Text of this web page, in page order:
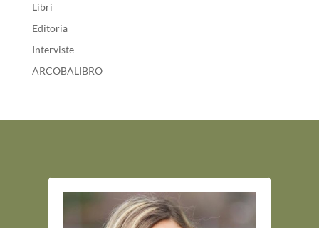
Libri
Editoria
Interviste
ARCOBALIBRO